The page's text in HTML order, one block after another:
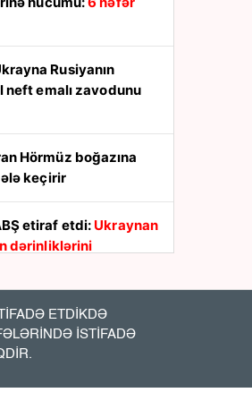
neft emalı zavodunu
keçirir
etiraf etdi: Ukraynan
dərinliklərini
ilə bağlı SƏRƏNCAM
ETDİKDƏ
İSTİFADƏ